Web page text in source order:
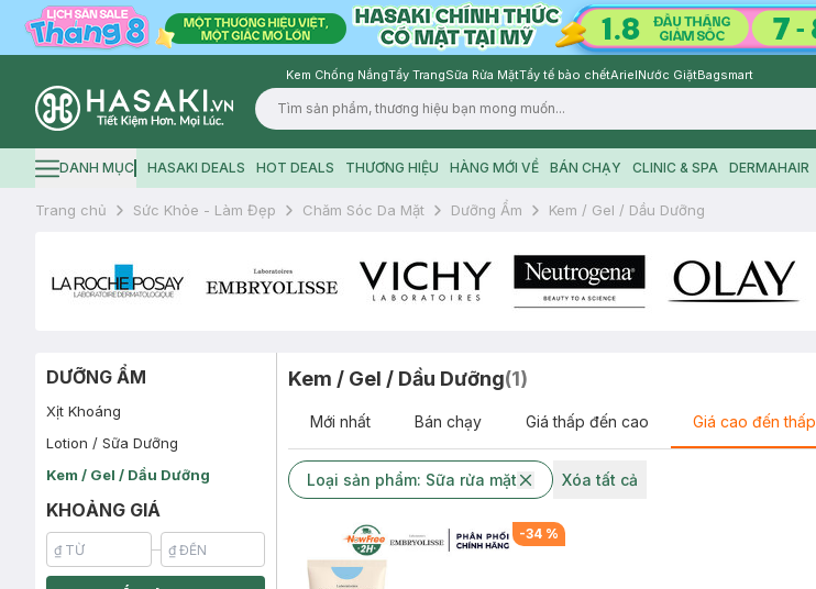
Kem Chống NắngTẩy TrangSữa Rửa MặtTẩy tế bào chếtArielNước GiặtBagsmart
Logo
Hamburger icon
DANH MỤC HASAKI DEALS HOT DEALS THƯƠNG HIỆU HÀNG MỚI VỀ BÁN CHẠY CLINIC & SPA DERMAHAIR
Trang chủ Sức Khỏe - Làm Đẹp Chăm Sóc Da Mặt Dưỡng Ẩm Kem / Gel / Dầu Dưỡng
DƯỠNG ẨM
Xịt Khoáng
Lotion / Sữa Dưỡng
Kem / Gel / Dầu Dưỡng
KHOẢNG GIÁ
Kem / Gel / Dầu Dưỡng(1)
Mới nhất Bán chạy Giá thấp đến cao Giá cao đến thấp
Loại sản phẩm: Sữa rửa mặt Xóa tất cả
-34%